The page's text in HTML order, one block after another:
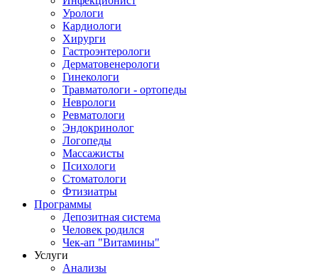
Урологи
Кардиологи
Хирурги
Гастроэнтерологи
Дерматовенерологи
Гинекологи
Травматологи - ортопеды
Неврологи
Ревматологи
Эндокринолог
Логопеды
Массажисты
Психологи
Стоматологи
Фтизиатры
Программы
Депозитная система
Человек родился
Чек-ап "Витамины"
Услуги
Анализы